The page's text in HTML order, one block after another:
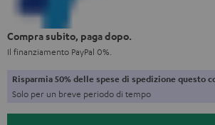
Compra subito, paga dopo.
Il finanziamento PayPal 0%.
Risparmia 50% delle spese di spedizione questo
Solo per un breve periodo di tempo